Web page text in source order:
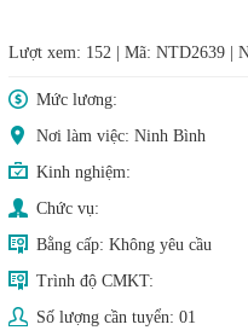
Lượt xem: 152 Mã: NTD2639
Mức lương:
Nơi làm việc: Ninh Bình
Kinh nghiệm:
Chức vụ:
Bằng cấp: Không yêu cầu
Trình độ CMKT:
Số lượng cần tuyển: 01